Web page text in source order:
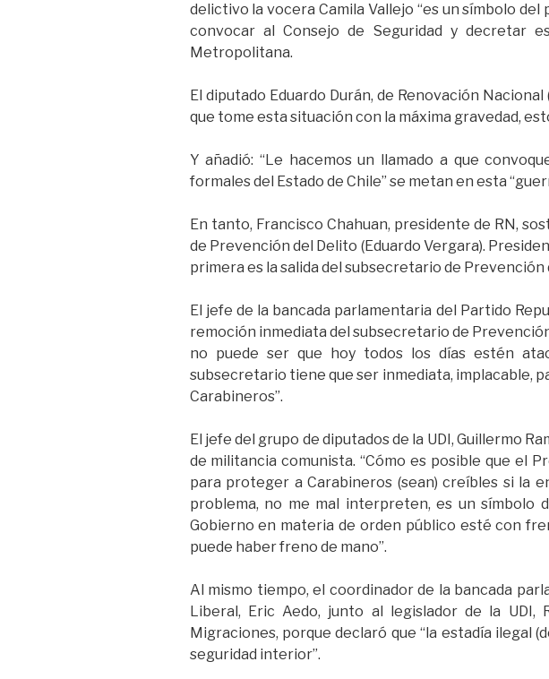
delictivo la vocera Camila Vallejo “es un símbolo
convocar al Consejo de Seguridad y decretar
Metropolitana.
El diputado Eduardo Durán, de Renovación
que tome esta situación con la máxima gravedad,
Y añadió: “Le hacemos un llamado a que
formales del Estado de Chile” se metan en esta
En tanto, Francisco Chahuan, presidente de RN,
de Prevención del Delito (Eduardo Vergara).
primera es la salida del subsecretario de Prevención
El jefe de la bancada parlamentaria del Partido
remoción inmediata del subsecretario de
no puede ser que hoy todos los días estén
subsecretario tiene que ser inmediata, implacable,
Carabineros”.
El jefe del grupo de diputados de la UDI, Guillermo
de militancia comunista. “Cómo es posible que el
para proteger a Carabineros (sean) creíbles si la
problema, no me mal interpreten, es un símbolo
Gobierno en materia de orden público esté con
puede haber freno de mano”.
Al mismo tiempo, el coordinador de la bancada
Liberal, Eric Aedo, junto al legislador de la
Migraciones, porque declaró que “la estadía ilegal
seguridad interior”.